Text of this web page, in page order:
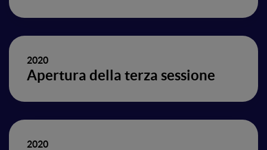
2020
Apertura della terza sessione
2020